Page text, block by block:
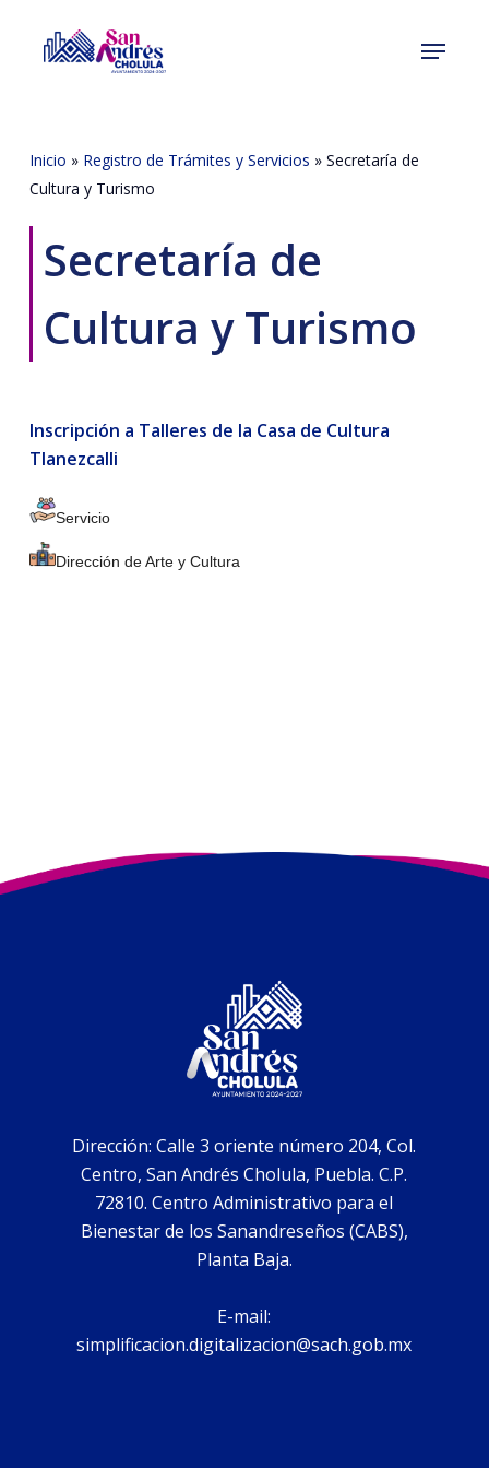
Menu
Inicio » Registro de Trámites y Servicios » Secretaría de
Cultura y Turismo
Secretaría de
Cultura y Turismo
Inscripción a Talleres de la Casa de Cultura
Tlanezcalli
Servicio
Dirección de Arte y Cultura
Dirección: Calle 3 oriente número 204, Col.
Centro, San Andrés Cholula, Puebla. C.P.
72810. Centro Administrativo para el
Bienestar de los Sanandreseños (CABS),
Planta Baja.
E-mail:
simplificacion.digitalizacion@sach.gob.mx